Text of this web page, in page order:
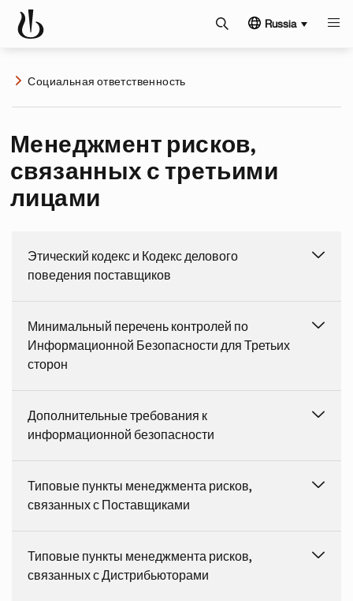
Russia
Социальная ответственность
Менеджмент рисков,
связанных с третьими
лицами
Этический кодекс и Кодекс делового
поведения поставщиков
Минимальный перечень контролей по
Информационной Безопасности для Третьих
сторон
Дополнительные требования к
информационной безопасности
Типовые пункты менеджмента рисков,
связанных с Поставщиками
Типовые пункты менеджмента рисков,
связанных с Дистрибьюторами